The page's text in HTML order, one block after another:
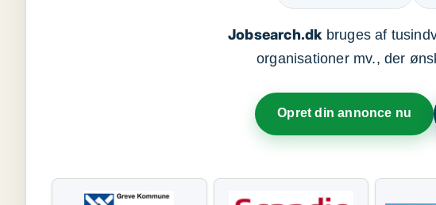
Jobsearch.dkbruges af
organisationer mv., der
Opret din annonce nu